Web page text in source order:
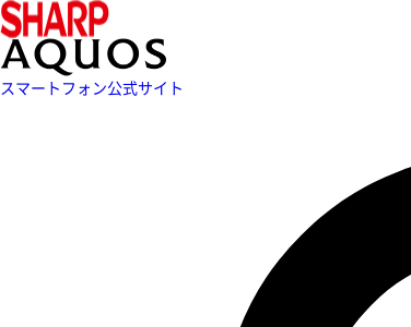
スマートフォン公式サイト